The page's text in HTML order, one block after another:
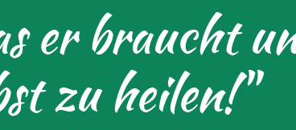
er braucht
zu heilen!"